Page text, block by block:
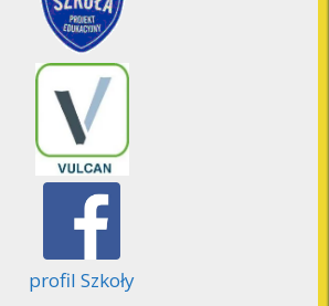
profil Szkoły